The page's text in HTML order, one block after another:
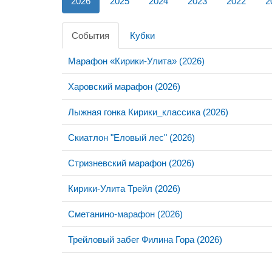
События Кубки
Марафон «Кирики-Улита» (2026)
Харовский марафон (2026)
Лыжная гонка Кирики_классика (2026)
Скиатлон "Еловый лес" (2026)
Стризневский марафон (2026)
Кирики-Улита Трейл (2026)
Сметанино-марафон (2026)
Трейловый забег Филина Гора (2026)